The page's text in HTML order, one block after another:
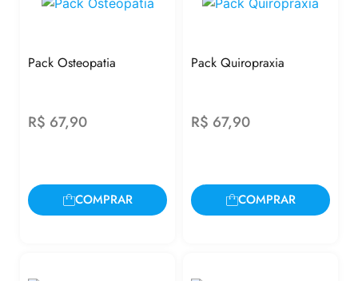
Pack Osteopatia
R$ 67,90
COMPRAR
Pack Quiropraxia
R$ 67,90
COMPRAR